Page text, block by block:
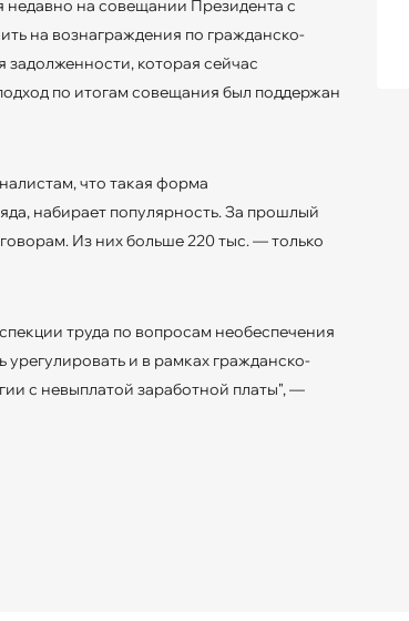
на совещании Президента с
на вознаграждения по гражданско-
которая сейчас
по итогам совещания был поддержан
что такая форма
набирает популярность. За прошлый
Из них больше 220 тыс. — только
труда по вопросам необеспечения
и в рамках гражданско-
с невыплатой заработной платы", —